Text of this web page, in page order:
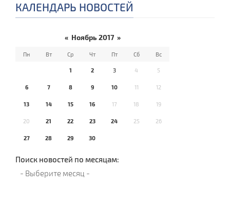
КАЛЕНДАРЬ НОВОСТЕЙ
« Ноябрь 2017 »
Пн Вт Ср Чт Пт Сб Вс
1 2 3 4 5
6 7 8 9 10 11 12
13 14 15 16 17 18 19
20 21 22 23 24 25 26
27 28 29 30
Поиск новостей по месяцам: